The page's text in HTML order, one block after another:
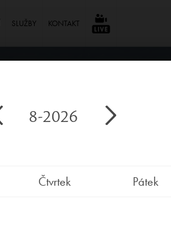
SLUŽBY KONTAKT ⠀
8-2026
Čtvrtek Pátek